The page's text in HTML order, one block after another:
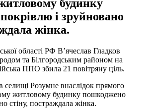
будинку
і зруйновано
жінка.
області РФ В’ячеслав Гладков
та Білгородським районом на
ППО збила 21 повітряну ціль.
селищі Розумне внаслідок прямого
житловому будинку пошкоджено
стіну, постраждала жінка.